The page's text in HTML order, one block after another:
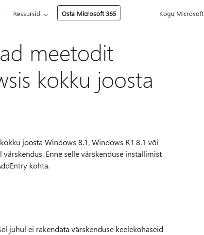
Ressursid Osta Microsoft 365 Kogu Microsoft
meetodit
kokku joosta
joosta Windows 8.1, Windows RT 8.1 või
Enne selle värskenduse installimist
kohta.
juhul ei rakendata värskenduse keelekohaseid